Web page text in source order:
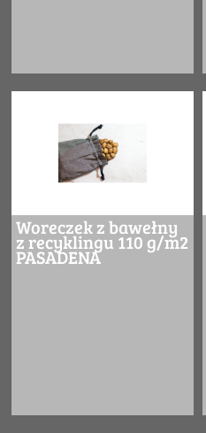
Woreczek z bawełny
z recyklingu 110 g/m2
PASADENA